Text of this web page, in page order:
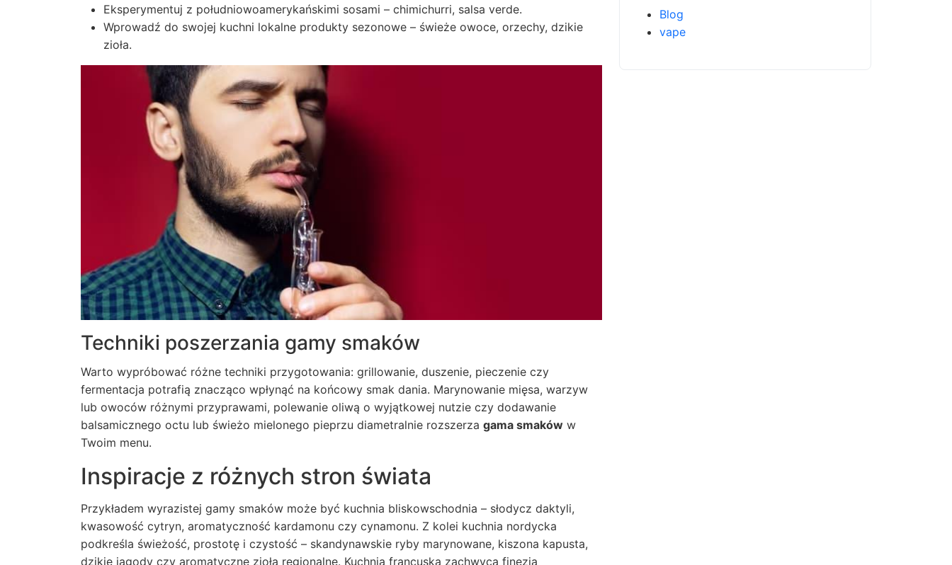
Eksperymentuj z południowoamerykańskimi sosami – chimichurri, salsa verde.
Wprowadź do swojej kuchni lokalne produkty sezonowe – świeże owoce, orzechy, dzikie
zioła.
Techniki poszerzania gamy smaków
Warto wypróbować różne techniki przygotowania: grillowanie, duszenie, pieczenie czy
fermentacja potrafią znacząco wpłynąć na końcowy smak dania. Marynowanie mięsa, warzyw
lub owoców różnymi przyprawami, polewanie oliwą o wyjątkowej nutzie czy dodawanie
balsamicznego octu lub świeżo mielonego pieprzu diametralnie rozszerza gama smaków w
Twoim menu.
Inspiracje z różnych stron świata
Przykładem wyrazistej gamy smaków może być kuchnia bliskowschodnia – słodycz daktyli,
kwasowość cytryn, aromatyczność kardamonu czy cynamonu. Z kolei kuchnia nordycka
podkreśla świeżość, prostotę i czystość – skandynawskie ryby marynowane, kiszona kapusta,
dzikie jagody czy aromatyczne zioła regionalne. Kuchnia francuska zachwyca finezją
Blog
vape